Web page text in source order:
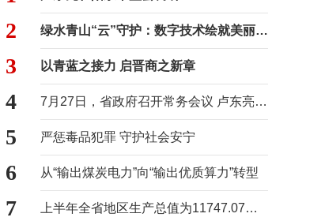
2 绿水青山“云”守护：数字技术绘就美丽山西新画卷
3 以青蓝之接力 启晋商之新章
4 7月27日，省政府召开常务会议 卢东亮主持
5 严惩毒品犯罪 守护社会安宁
6 从“输出煤炭电力”向“输出优质算力”转型
7 上半年全省地区生产总值为11747.07亿元